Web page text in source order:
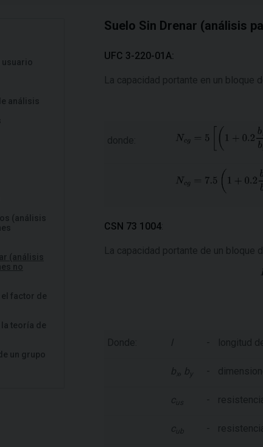
usuario
análisis
(análisis
(análisis
no
factor de
teoría de
un grupo
Suelo Sin Drenar (análisis
UFC 3-220-01A:
La capacidad portante en un bloque
donde:
CSN 73 1004
La capacidad portante de un bloque
Donde: l - longitud
b , by -
c us -
c ub -